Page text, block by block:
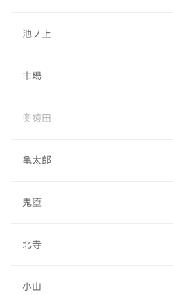
池ノ上
市場
奥猿田
亀太郎
鬼堕
北寺
小山